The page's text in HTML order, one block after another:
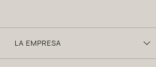
LA EMPRESA